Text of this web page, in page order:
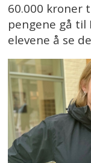
60.000 kroner
pengene gå
elevene å se